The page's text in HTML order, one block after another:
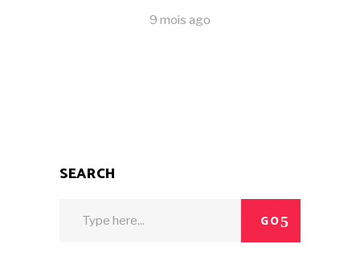
9 mois ago
SEARCH
GO